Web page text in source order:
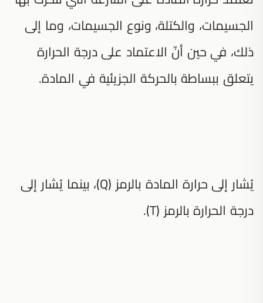
الجسيمات، والكتلة، ونوع الجسيمات، وما إلى
ذلك، في حين أنّ الاعتماد على درجة الحرارة
يتعلق ببساطة بالحركة الجزيئية في المادة.
يُشار إلى حرارة المادة بالرمز (Q)، بينما يُشار إلى
درجة الحرارة بالرمز (T).